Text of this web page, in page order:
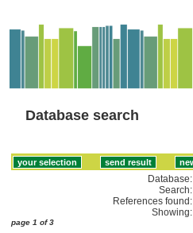
Database search
Database:
Search:
References found:
Showing:
page 1 of 3